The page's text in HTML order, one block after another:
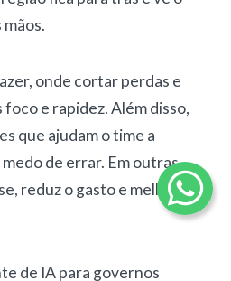
onde cortar perdas e
foco e rapidez. Além disso,
que ajudam o time a
de errar. Em outras
reduz o gasto e melhora
de IA para governos